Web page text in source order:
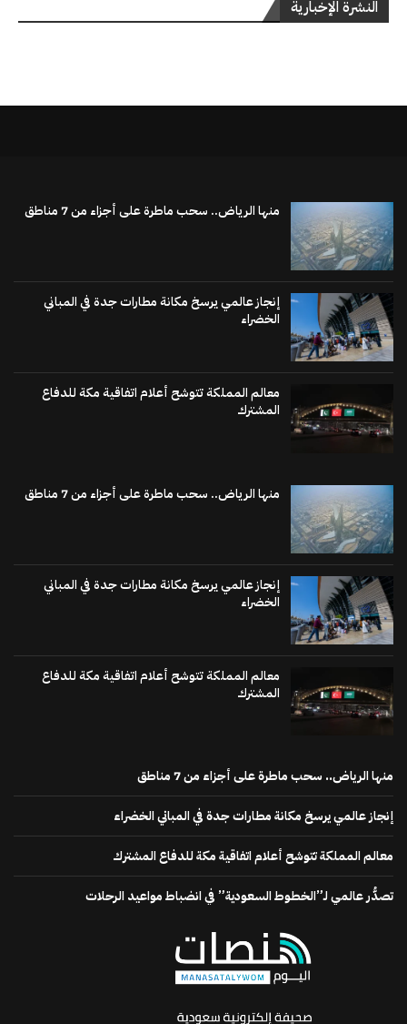
النشرة الإخبارية
منها الرياض.. سحب ماطرة على أجزاء من 7 مناطق
إنجاز عالمي يرسخ مكانة مطارات جدة في المباني
الخضراء
معالم المملكة تتوشح أعلام اتفاقية مكة للدفاع
المشترك
منها الرياض.. سحب ماطرة على أجزاء من 7 مناطق
إنجاز عالمي يرسخ مكانة مطارات جدة في المباني
الخضراء
معالم المملكة تتوشح أعلام اتفاقية مكة للدفاع
المشترك
منها الرياض.. سحب ماطرة على أجزاء من 7 مناطق
إنجاز عالمي يرسخ مكانة مطارات جدة في المباني الخضراء
معالم المملكة تتوشح أعلام اتفاقية مكة للدفاع المشترك
تصدُّر عالمي لـ”الخطوط السعودية” في انضباط مواعيد الرحلات